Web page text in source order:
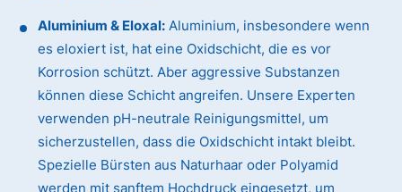
Aluminium & Eloxal: Aluminium, insbesondere wenn
es eloxiert ist, hat eine Oxidschicht, die es vor
Korrosion schützt. Aber aggressive Substanzen
können diese Schicht angreifen. Unsere Experten
verwenden pH-neutrale Reinigungsmittel, um
sicherzustellen, dass die Oxidschicht intakt bleibt.
Spezielle Bürsten aus Naturhaar oder Polyamid
werden mit sanftem Hochdruck eingesetzt, um